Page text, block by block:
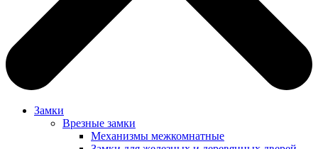
Замки
Врезные замки
Механизмы межкомнатные